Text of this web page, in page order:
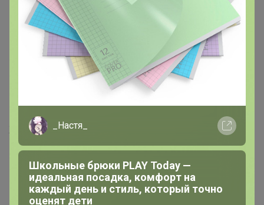
Друзья в клубе
Подпись
Живу, дышу, люблю ?
_Настя_
Школьные брюки PLAY Today —
идеальная посадка, комфорт на
каждый день и стиль, который точно
оценят дети